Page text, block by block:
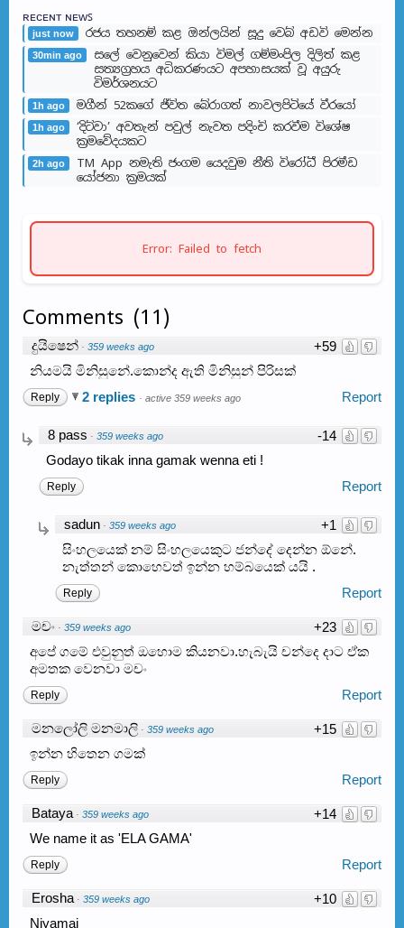
ʀᴇᴄᴇɴᴛ ɴᴇᴡꜱ
just now රජය තහනම් කළ ඔන්ලයින් සූදු වෙබ් අඩවි මෙන්න
30min ago
සලේ වෙනුවෙන් කියා විමල් ගම්මංපිල දිලිත් කළ
සත්‍යග්‍රහය අධිකරණයට අපහාසයක් වූ අයුරු
විමර්ශනයට
1h ago මගීන් 52කගේ ජීවිත බේරා­ගත් නාව­ල­පි­ටියේ වීරයෝ
1h ago
‘දිට්වා’ අවතැන් පවුල් නැවත පදිංචි කරවීම විශේෂ
ක්‍රමවේදයකට
2h ago
TM App නමැති ජංගම යෙදවුම නීති විරෝධී පිරමීඩ
යෝජනා ක්‍රමයක්
Error: Failed to fetch
Comments (11 )
+59
දුයිෂෙන් · 359 weeks ago
නියමයි මිනිසුනේ.කොන්ද ඇති මිනිසුන් පිරිසක්
Report
Reply 2 replies · active 359 weeks ago
-14
8 pass · 359 weeks ago
Godayo tikak inna gamak wenna eti !
Report
Reply
+1
sadun · 359 weeks ago
සිංහලයෙක් නම් සිංහලයෙකුට ජන්දේ දෙන්න ඕනේ.
නැත්තන් කොහෙවත් ඉන්න හම්බයෙක් යයි .
Report
Reply
+23
මචං · 359 weeks ago
අපේ ගමේ එවුනුත් ඔහොම කියනවා.හැබැයි චන්දෙ දාට ඒක
අමතක වෙනවා මචං
Report
Reply
+15
මනලෝලි මනමාලි · 359 weeks ago
ඉන්න හිතෙන ගමක්
Report
Reply
+14
Bataya · 359 weeks ago
We name it as 'ELA GAMA'
Report
Reply
+10
Erosha · 359 weeks ago
Niyamai